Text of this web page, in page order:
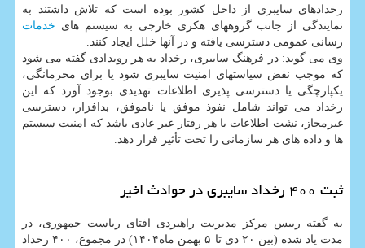
رخدادهای سایبری از داخل کشور بوده است که تلاش داشتند به
نمایندگی از جانب گروههای هکری خارجی به سیستم های خدمات
رسانی عمومی دسترسی یافته و در آنها خلل ایجاد کنند.
وی می گوید: در فرهنگ سایبری، رخداد به هر رویدادی گفته می شود
که موجب نقض سیاستهای امنیت سایبری شود یا برای محرمانگی،
یکپارچگی یا دسترسی پذیری اطلاعات تهدیدی بوجود آورد که این
رخداد می تواند شامل نفوذ موفق یا ناموفق، بدافزار، دسترسی
غیرمجاز، نشت اطلاعات یا هر رفتار غیر عادی باشد که امنیت سیستم
ها و داده های هر سازمانی را تحت تأثیر قرار دهد.
ثبت ۴۰۰ رخداد سایبری در حوادث اخیر
به گفته رییس مرکز مدیریت راهبردی افتای ریاست جمهوری، در
مدت یاد شده (بین ۲۰ دی تا ۵ بهمن ماه۱۴۰۴) در مجموع، ۴۰۰ رخداد